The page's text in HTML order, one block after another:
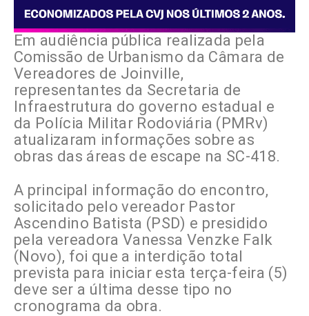
Em audiência pública realizada pela
Comissão de Urbanismo da Câmara de
Vereadores de Joinville,
representantes da Secretaria de
Infraestrutura do governo estadual e
da Polícia Militar Rodoviária (PMRv)
atualizaram informações sobre as
obras das áreas de escape na SC-418.
A principal informação do encontro,
solicitado pelo vereador Pastor
Ascendino Batista (PSD) e presidido
pela vereadora Vanessa Venzke Falk
(Novo), foi que a interdição total
prevista para iniciar esta terça-feira (5)
deve ser a última desse tipo no
cronograma da obra.